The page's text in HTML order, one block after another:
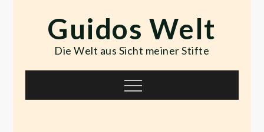
contentGuidos Welt
Die Welt aus Sicht meiner Stifte
Menu